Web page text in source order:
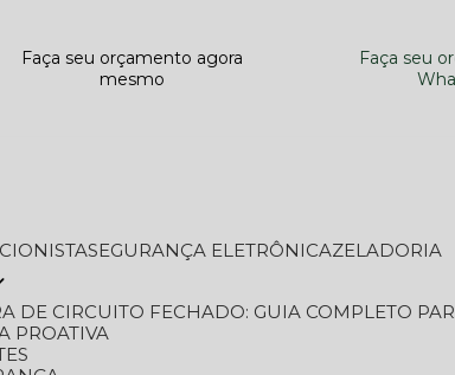
Faça seu orçamento agora
mesmo
Faça seu
SEGURANÇA ELETRÔNICA
ZELADORIA
DE CIRCUITO FECHADO: GUIA COMPLETO
PROATIVA